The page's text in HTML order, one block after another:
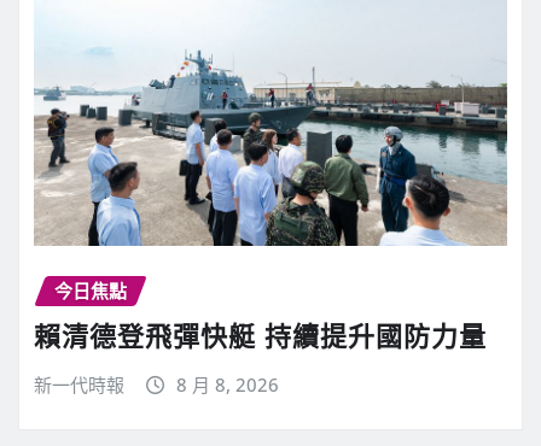
今日焦點
賴清德登飛彈快艇 持續提升國防力量
新一代時報 8 月 8, 2026